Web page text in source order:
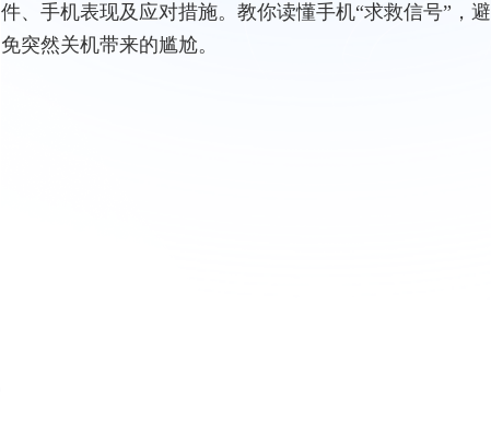
件、手机表现及应对措施。教你读懂手机“求救信号”，避
免突然关机带来的尴尬。